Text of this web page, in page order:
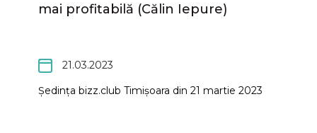
mai profitabilă (Călin Iepure)
21.03.2023
Ședința bizz.club Timișoara din 21 martie 2023